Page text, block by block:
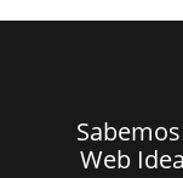
Web